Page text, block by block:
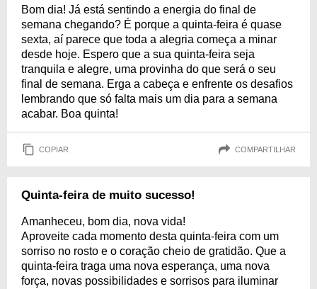
Bom dia! Já está sentindo a energia do final de
semana chegando? É porque a quinta-feira é quase
sexta, aí parece que toda a alegria começa a minar
desde hoje. Espero que a sua quinta-feira seja
tranquila e alegre, uma provinha do que será o seu
final de semana. Erga a cabeça e enfrente os desafios
lembrando que só falta mais um dia para a semana
acabar. Boa quinta!
COPIAR COMPARTILHAR
Quinta-feira de muito sucesso!
Amanheceu, bom dia, nova vida!
Aproveite cada momento desta quinta-feira com um
sorriso no rosto e o coração cheio de gratidão. Que a
quinta-feira traga uma nova esperança, uma nova
força, novas possibilidades e sorrisos para iluminar